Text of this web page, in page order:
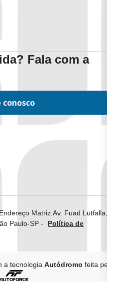
Fala com a
conosco
Matriz:Av. Fuad Lutfalla,
Paulo-SP -
Política de
a tecnologia Autódromo feita pela